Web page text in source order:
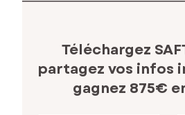
Téléchargez
partagez vos infos
gagnez 875€